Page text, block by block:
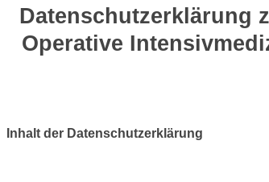
Datenschutzerklärung
Operative
Inhalt der Datenschutzerklärung